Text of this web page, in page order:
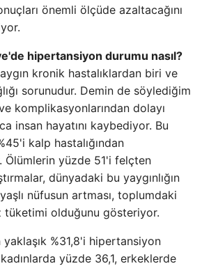
önemli ölçüde azaltacağını
hipertansiyon durumu nasıl?
kronik hastalıklardan biri ve
sorunudur. Demin de söylediğim
komplikasyonlarından dolayı
insan hayatını kaybediyor. Bu
kalp hastalığından
Ölümlerin yüzde 51'i felçten
dünyadaki bu yaygınlığın
nüfusun artması, toplumdaki
tüketimi olduğunu gösteriyor.
%31,8'i hipertansiyon
kadınlarda yüzde 36,1, erkeklerde